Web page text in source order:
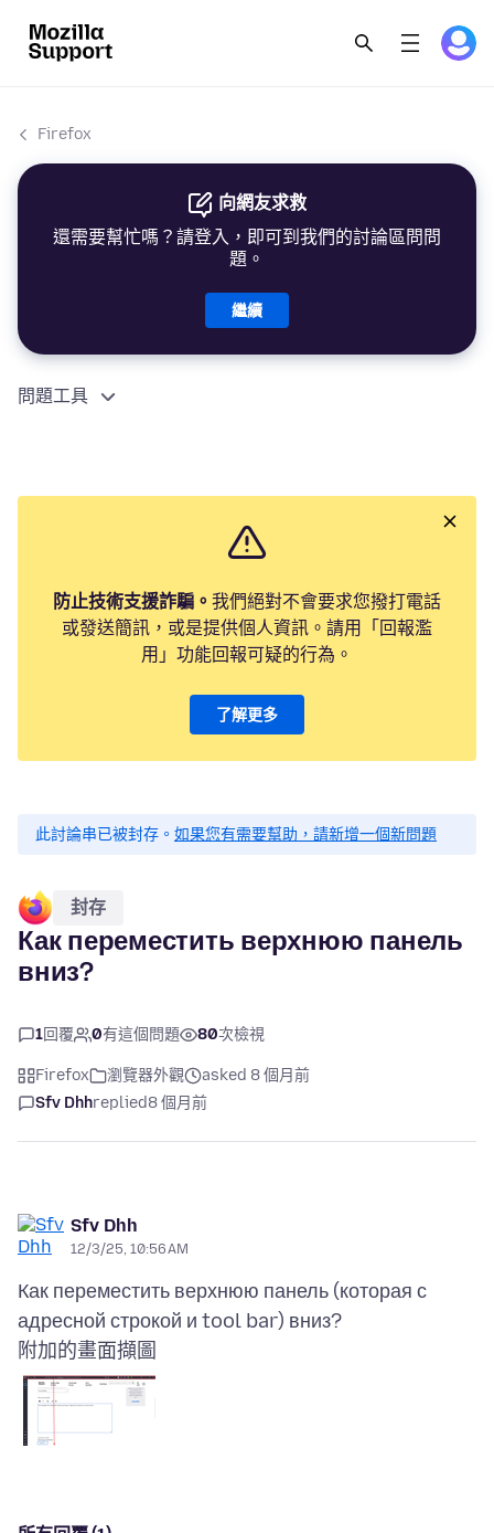
Firefox
向網友求救
還需要幫忙嗎？請登入，即可到我們的討論區問問
題。
繼續
問題工具
防止技術支援詐騙。 我們絕對不會要求您撥打電話
或發送簡訊，或是提供個人資訊。請用「回報濫
用」功能回報可疑的行為。
了解更多
此討論串已被封存。 如果您有需要幫助，請新增一個新問題
封存
Как переместить верхнюю панель
вниз?
1回覆 0有這個問題 80次檢視
Firefox 瀏覽器外觀
asked 8 個月前
Sfv Dhhreplied8 個月前
Sfv Dhh
12/3/25, 10:56 AM
Как переместить верхнюю панель (которая с
附加的畫面擷圖